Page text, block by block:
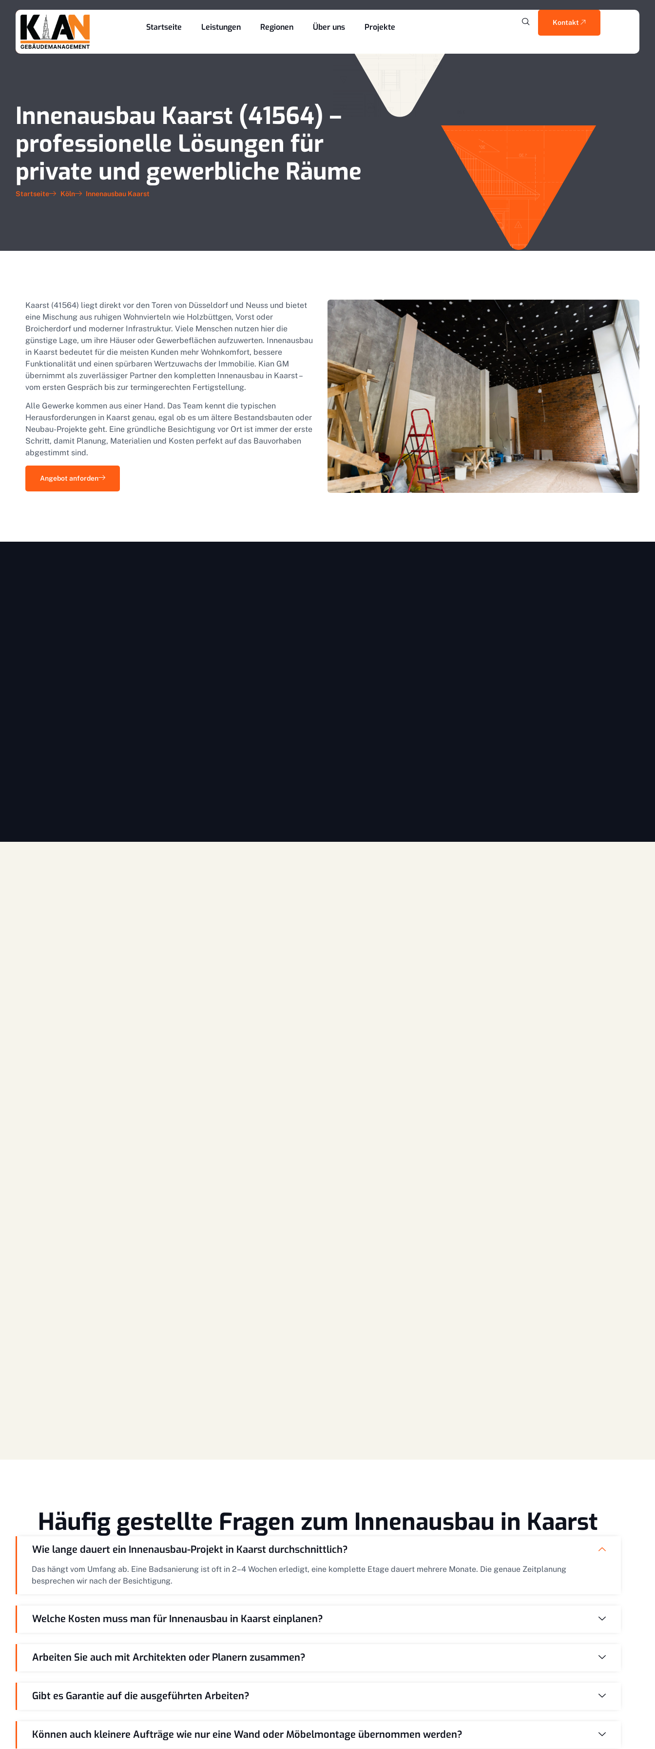
Startseite Leistungen Regionen Über uns Projekte Kontakt
Innenausbau Kaarst (41564) –
professionelle Lösungen für
private und gewerbliche Räume
Startseite Köln Innenausbau Kaarst
Kaarst (41564) liegt direkt vor den Toren von Düsseldorf und Neuss und bietet
eine Mischung aus ruhigen Wohnvierteln wie Holzbüttgen, Vorst oder
Broicherdorf und moderner Infrastruktur. Viele Menschen nutzen hier die
günstige Lage, um ihre Häuser oder Gewerbeflächen aufzuwerten. Innenausbau
in Kaarst bedeutet für die meisten Kunden mehr Wohnkomfort, bessere
Funktionalität und einen spürbaren Wertzuwachs der Immobilie. Kian GM
übernimmt als zuverlässiger Partner den kompletten Innenausbau in Kaarst –
vom ersten Gespräch bis zur termingerechten Fertigstellung.
Alle Gewerke kommen aus einer Hand. Das Team kennt die typischen
Herausforderungen in Kaarst genau, egal ob es um ältere Bestandsbauten oder
Neubau-Projekte geht. Eine gründliche Besichtigung vor Ort ist immer der erste
Schritt, damit Planung, Materialien und Kosten perfekt auf das Bauvorhaben
abgestimmt sind.
Angebot anforden
Häufig gestellte Fragen zum Innenausbau in Kaarst
Wie lange dauert ein Innenausbau-Projekt in Kaarst durchschnittlich?
Das hängt vom Umfang ab. Eine Badsanierung ist oft in 2–4 Wochen erledigt, eine komplette Etage dauert mehrere Monate. Die genaue Zeitplanung
besprechen wir nach der Besichtigung.
Welche Kosten muss man für Innenausbau in Kaarst einplanen?
Arbeiten Sie auch mit Architekten oder Planern zusammen?
Gibt es Garantie auf die ausgeführten Arbeiten?
Können auch kleinere Aufträge wie nur eine Wand oder Möbelmontage übernommen werden?